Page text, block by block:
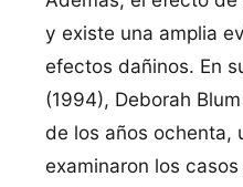
y existe una amplia
efectos dañinos. En
(1994), Deborah
de los años ochenta,
examinaron los